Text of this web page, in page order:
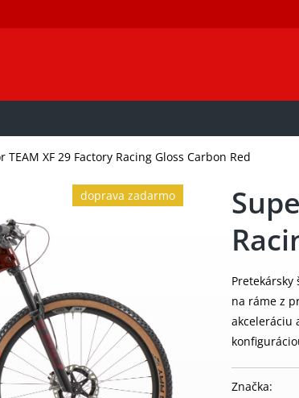
TEAM XF 29 Factory Racing Gloss Carbon Red
doprava zadarmo
na ráme z
akceleráciu
Značka: